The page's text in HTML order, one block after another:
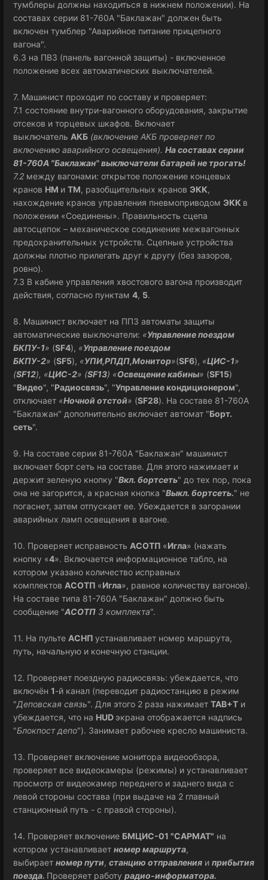
тумблеры должны находиться в нижнем положении). На
составах серии 81-760А "Баклажан" должен быть
включен тумблер "Аварийное питание прицепного
вагона".
6.3 на ПВЗ (панель вагонной защиты) - включенное
положение всех автоматических выключателей.
7. Машинист проходит по составу и проверяет:
7.1 состояние внутри-вагонного оборудования, закрытие
отсеков и торцевых шкафов. Включает
выключатель АКБ (включение АКБ проверяет по
включению аварийного освещения). На составах серии
81-760А "Баклажан" выключатели батарей не трогать!
7.2 между вагонами: открытое положение концевых
кранов НМ и ТМ, разобщительных кранов ЭКК,
нахождение кранов управления пневмоприводом ЭКК в
положении «Соединены». Правильность сцепа
автосцепок – механическое соединение межвагонных
предохранительных устройств. Сцепные устройства
должны плотно прилегать друг к другу (без зазоров,
ровно).
7.3 В кабине управления хвостового вагона производит
действия, согласно пунктам 4, 5.
8. Машинист включает на ППЗ автоматы защиты
автоматические выключатели: «Управление поездом
БКПУ-1» (SF4), «Управление поездом
БКПУ-2» (SF5), «УПИ,РПДП,Монитор»(SF6), «ЦИС-1»
(SF12), «ЦИС-2» (SF13) «Освещение кабины» (SF15)
"Видео", "Радиосвязь", "Управление кондиционером",
отключает «Ночной отстой» (SF28). На составе 81-760А
"Баклажан" дополнительно включает автомат "Борт.
сеть".
9. На составе серии 81-760А "Баклажан" машинист
включает борт сеть на составе. Для этого нажимает и
держит зеленую кнопку "Вкл. бортсеть" до тех пор, пока
она не загорится, а красная кнопка "Выкл. бортсеть." не
погаснет, затем отпускает ее. Убеждается в загорании
аварийных ламп освещения в вагоне.
10. Проверяет исправность АСОТП «Игла» (нажать
кнопку «4». Включается информационное табло, на
котором указано количество исправных
комплектов АСОТП «Игла», равное количеству вагонов).
На составе типа 81-760А "Баклажан" должно быть
сообщение "АСОТП 3 комплекта".
11. На пульте АСНП устанавливает номер маршрута,
путь, начальную и конечную станции.
12. Проверяет поездную радиосвязь: убеждается, что
включён 1-й канал (переводит радиостанцию в режим
"Деповская связь". Для этого 2 раза нажимает TAB+T и
убеждается, что на HUD экрана отображается надпись
"Блокпост депо"). Занимает рабочее кресло машиниста.
13. Проверяет включение монитора видеообзора,
проверяет все видеокамеры (режимы) и устанавливает
просмотр от видеокамер переднего и заднего вида с
левой стороны состава (при выдаче на 2 главный
станционный путь - с правой стороны).
14. Проверяет включение БМЦИС-01 "САРМАТ" на
котором устанавливает номер маршрута,
выбирает номер пути, станцию отправления и прибытия
поезда. Проверяет работу радио-информатора.